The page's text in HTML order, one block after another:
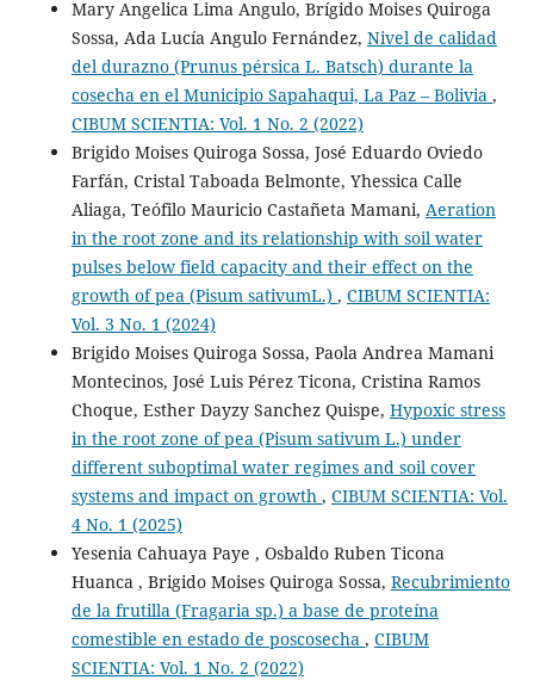
Mary Angelica Lima Angulo, Brígido Moises Quiroga
Sossa, Ada Lucía Angulo Fernández, Nivel de calidad
del durazno (Prunus pérsica L. Batsch) durante la
cosecha en el Municipio Sapahaqui, La Paz – Bolivia ,
CIBUM SCIENTIA: Vol. 1 No. 2 (2022)
Brigido Moises Quiroga Sossa, José Eduardo Oviedo
Farfán, Cristal Taboada Belmonte, Yhessica Calle
Aliaga, Teófilo Mauricio Castañeta Mamani, Aeration
in the root zone and its relationship with soil water
pulses below field capacity and their effect on the
growth of pea (Pisum sativumL.) , CIBUM SCIENTIA:
Vol. 3 No. 1 (2024)
Brigido Moises Quiroga Sossa, Paola Andrea Mamani
Montecinos, José Luis Pérez Ticona, Cristina Ramos
Choque, Esther Dayzy Sanchez Quispe, Hypoxic stress
in the root zone of pea (Pisum sativum L.) under
different suboptimal water regimes and soil cover
systems and impact on growth , CIBUM SCIENTIA: Vol.
4 No. 1 (2025)
Yesenia Cahuaya Paye , Osbaldo Ruben Ticona
Huanca , Brigido Moises Quiroga Sossa, Recubrimiento
de la frutilla (Fragaria sp.) a base de proteína
comestible en estado de poscosecha , CIBUM
SCIENTIA: Vol. 1 No. 2 (2022)